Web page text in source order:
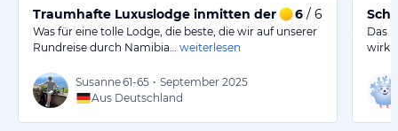
Traumhafte Luxuslodge inmitten der Namibwüste mit
6 / 6
Was für eine tolle Lodge, die beste, die wir auf unserer
Rundreise durch Namibia…
weiterlesen
Susanne61-65 • September 2025
Aus Deutschland
Das